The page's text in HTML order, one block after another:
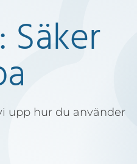
upp hur du använder